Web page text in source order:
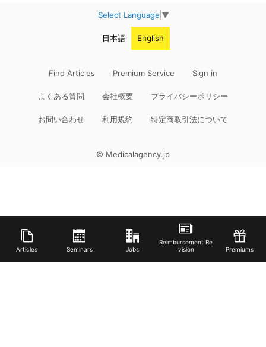
Articles Seminars Jobs
Reimbursement Re
vision
Premiums
Select Language ▼
日本語 English
Find Articles Premium Service Sign in
よくある質問 会社概要 プライバシーポリシー
お問い合わせ 利用規約 特定商取引法について
© Medicalagency.jp